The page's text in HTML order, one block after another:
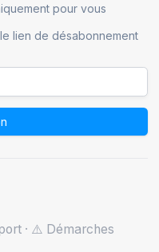
pour vous
lien de désabonnement
· ⚠️ Démarches